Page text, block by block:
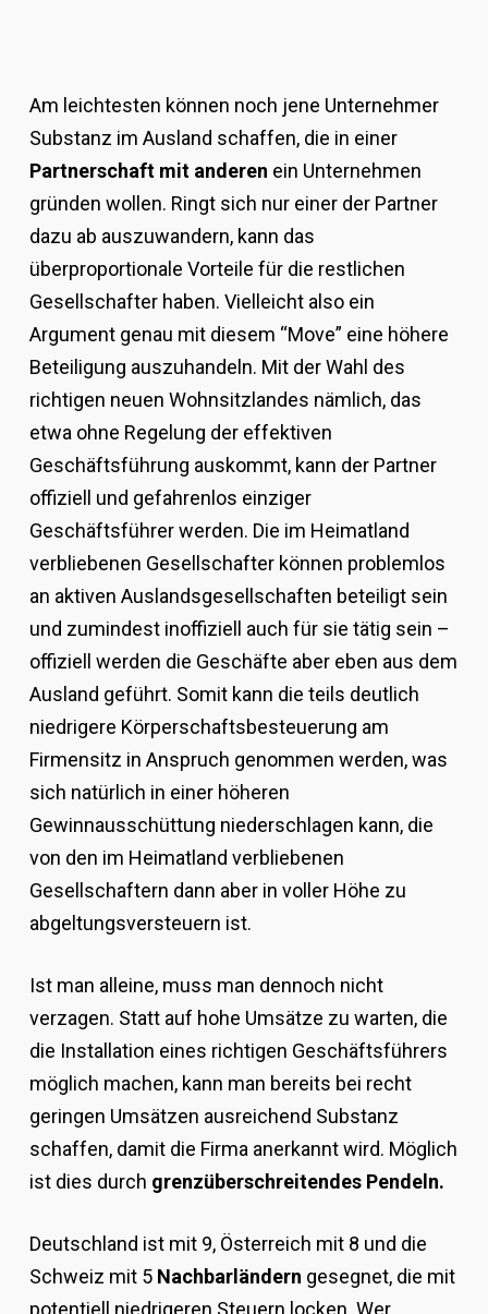
Am leichtesten können noch jene Unternehmer
Substanz im Ausland schaffen, die in einer
Partnerschaft mit anderen ein Unternehmen
gründen wollen. Ringt sich nur einer der Partner
dazu ab auszuwandern, kann das
überproportionale Vorteile für die restlichen
Gesellschafter haben. Vielleicht also ein
Argument genau mit diesem “Move” eine höhere
Beteiligung auszuhandeln. Mit der Wahl des
richtigen neuen Wohnsitzlandes nämlich, das
etwa ohne Regelung der effektiven
Geschäftsführung auskommt, kann der Partner
offiziell und gefahrenlos einziger
Geschäftsführer werden. Die im Heimatland
verbliebenen Gesellschafter können problemlos
an aktiven Auslandsgesellschaften beteiligt sein
und zumindest inoffiziell auch für sie tätig sein –
offiziell werden die Geschäfte aber eben aus dem
Ausland geführt. Somit kann die teils deutlich
niedrigere Körperschaftsbesteuerung am
Firmensitz in Anspruch genommen werden, was
sich natürlich in einer höheren
Gewinnausschüttung niederschlagen kann, die
von den im Heimatland verbliebenen
Gesellschaftern dann aber in voller Höhe zu
abgeltungsversteuern ist.
Ist man alleine, muss man dennoch nicht
verzagen. Statt auf hohe Umsätze zu warten, die
die Installation eines richtigen Geschäftsführers
möglich machen, kann man bereits bei recht
geringen Umsätzen ausreichend Substanz
schaffen, damit die Firma anerkannt wird. Möglich
ist dies durch grenzüberschreitendes Pendeln.
Deutschland ist mit 9, Österreich mit 8 und die
Schweiz mit 5 Nachbarländern gesegnet, die mit
potentiell niedrigeren Steuern locken. Wer